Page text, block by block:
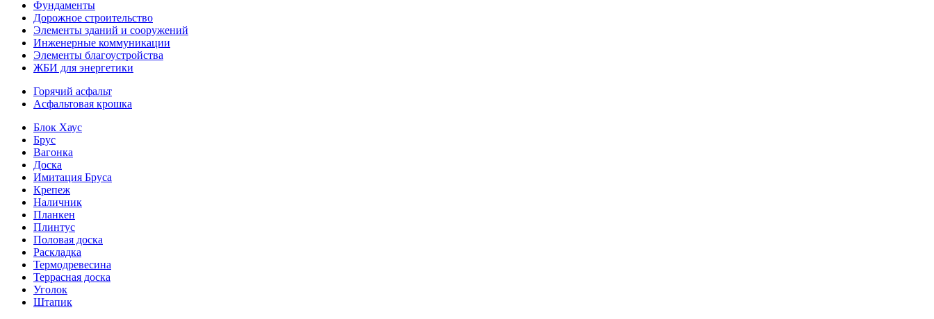
Фундаменты
Дорожное строительство
Элементы зданий и сооружений
Инженерные коммуникации
Элементы благоустройства
ЖБИ для энергетики
Горячий асфальт
Асфальтовая крошка
Блок Хаус
Брус
Вагонка
Доска
Имитация Бруса
Крепеж
Наличник
Планкен
Плинтус
Половая доска
Раскладка
Термодревесина
Террасная доска
Уголок
Штапик